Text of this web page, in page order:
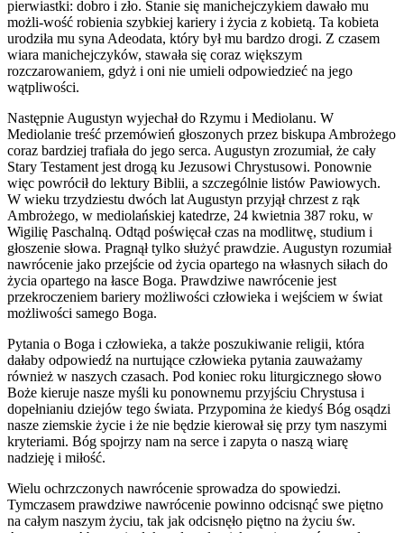
pierwiastki: dobro i zło. Stanie się manichejczykiem dawało mu
możli-wość robienia szybkiej kariery i życia z kobietą. Ta kobieta
urodziła mu syna Adeodata, który był mu bardzo drogi. Z czasem
wiara manichejczyków, stawała się coraz większym
rozczarowaniem, gdyż i oni nie umieli odpowiedzieć na jego
wątpliwości.
Następnie Augustyn wyjechał do Rzymu i Mediolanu. W
Mediolanie treść przemówień głoszonych przez biskupa Ambrożego
coraz bardziej trafiała do jego serca. Augustyn zrozumiał, że cały
Stary Testament jest drogą ku Jezusowi Chrystusowi. Ponownie
więc powrócił do lektury Biblii, a szczególnie listów Pawiowych.
W wieku trzydziestu dwóch lat Augustyn przyjął chrzest z rąk
Ambrożego, w mediolańskiej katedrze, 24 kwietnia 387 roku, w
Wigilię Paschalną. Odtąd poświęcał czas na modlitwę, studium i
głoszenie słowa. Pragnął tylko służyć prawdzie. Augustyn rozumiał
nawrócenie jako przejście od życia opartego na własnych siłach do
życia opartego na łasce Boga. Prawdziwe nawrócenie jest
przekroczeniem bariery możliwości człowieka i wejściem w świat
możliwości samego Boga.
Pytania o Boga i człowieka, a także poszukiwanie religii, która
dałaby odpowiedź na nurtujące człowieka pytania zauważamy
również w naszych czasach. Pod koniec roku liturgicznego słowo
Boże kieruje nasze myśli ku ponownemu przyjściu Chrystusa i
dopełnianiu dziejów tego świata. Przypomina że kiedyś Bóg osądzi
nasze ziemskie życie i że nie będzie kierował się przy tym naszymi
kryteriami. Bóg spojrzy nam na serce i zapyta o naszą wiarę
nadzieję i miłość.
Wielu ochrzczonych nawrócenie sprowadza do spowiedzi.
Tymczasem prawdziwe nawrócenie powinno odcisnąć swe piętno
na całym naszym życiu, tak jak odcisnęło piętno na życiu św.